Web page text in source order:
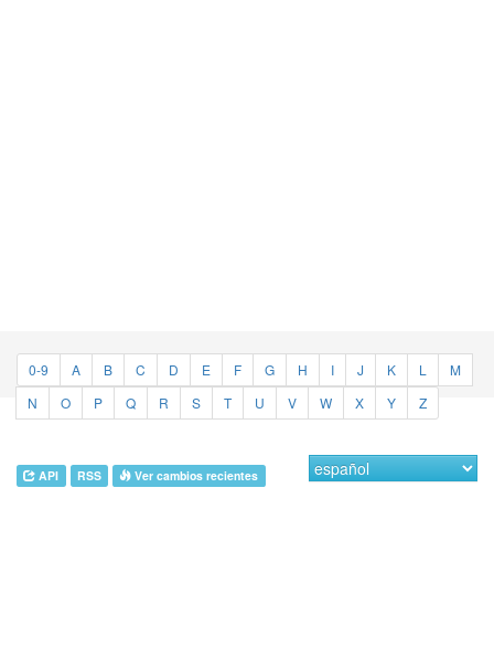
0-9 A B C D E F G H I J K L
M
N
O P Q R S T U V W X Y Z
API RSS Ver cambios recientes